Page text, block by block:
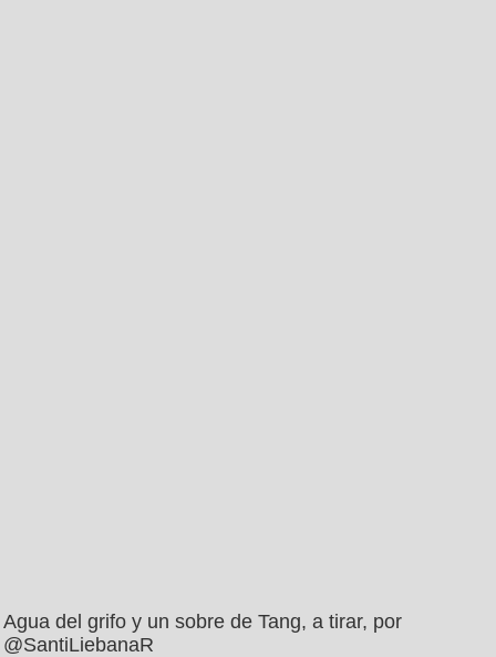
Agua del grifo y un sobre de Tang, a tirar, por
@SantiLiebanaR